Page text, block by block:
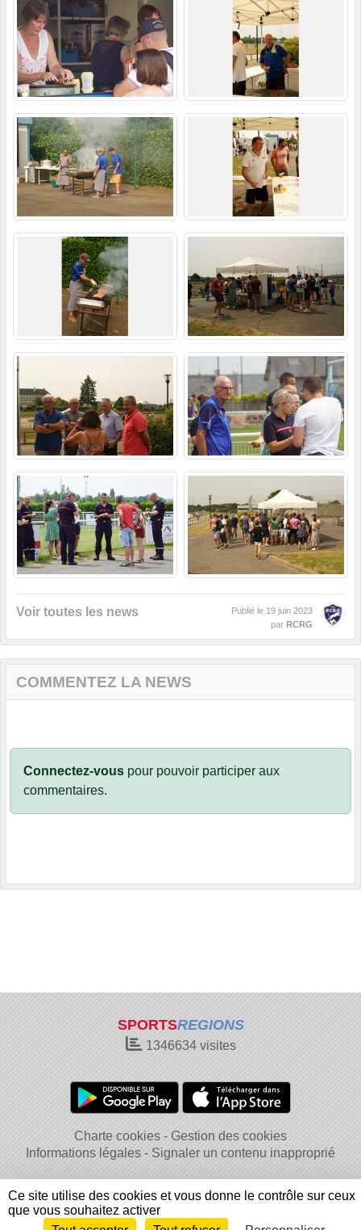
Voir toutes les news Publié le 19 juin 2023
par RCRG
COMMENTEZ LA NEWS
Connectez-vous pour pouvoir participer aux
commentaires.
SPORTSREGIONS
1346634visites
Charte cookies
Gestion des cookies
Informations légales
Signaler un contenu inapproprié
Ce site utilise des cookies et vous donne le contrôle sur ceux
que vous souhaitez activer